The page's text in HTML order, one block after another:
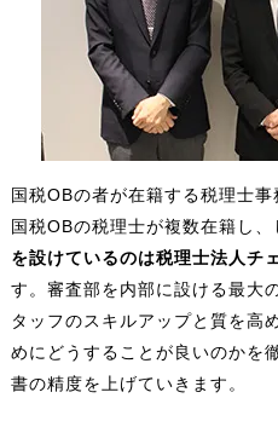
国税OBの者が在籍する税理士事
国税OBの税理士が複数在籍し、
を設けているのは税理士法人チ
す。審査部を内部に設ける最大
タッフのスキルアップと質を高
めにどうすることが良いのかを
書の精度を上げていきます。